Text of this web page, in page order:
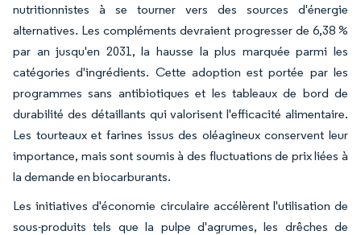
nutritionnistes à se tourner vers des sources d'énergie
alternatives. Les compléments devraient progresser de 6,38 %
par an jusqu'en 2031, la hausse la plus marquée parmi les
catégories d'ingrédients. Cette adoption est portée par les
programmes sans antibiotiques et les tableaux de bord de
durabilité des détaillants qui valorisent l'efficacité alimentaire.
Les tourteaux et farines issus des oléagineux conservent leur
importance, mais sont soumis à des fluctuations de prix liées à
la demande en biocarburants.
Les initiatives d'économie circulaire accélèrent l'utilisation de
sous-produits tels que la pulpe d'agrumes, les drêches de